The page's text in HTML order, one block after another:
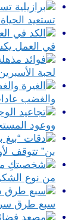
تستعيد
في العمل
لحبة
والغضب
ووعود
بن” تتوقف لأول
من نوع
سبع طرق